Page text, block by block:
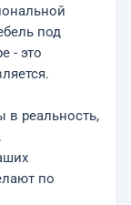
под
- это
в реальность,
по